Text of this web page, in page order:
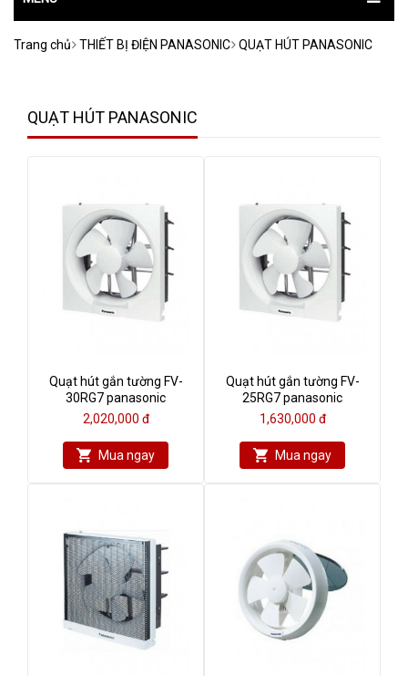
Trang chủ THIẾT BỊ ĐIỆN PANASONIC QUẠT HÚT PANASONIC
QUẠT HÚT PANASONIC
Quạt hút gắn tường FV-
30RG7 panasonic
2,020,000 đ
Mua ngay
Quạt hút gắn tường FV-
25RG7 panasonic
1,630,000 đ
Mua ngay